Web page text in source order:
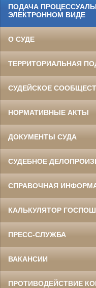
ПОДАЧА
ЭЛЕКТРОННОМ ВИДЕ
О СУДЕ
ТЕРРИТОРИАЛЬНАЯ
СУДЕЙСКОЕ
НОРМАТИВНЫЕ АКТЫ
ДОКУМЕНТЫ СУДА
СУДЕБНОЕ
СПРАВОЧНАЯ
КАЛЬКУЛЯТОР
ПРЕСС-СЛУЖБА
ВАКАНСИИ
ПРОТИВОДЕЙСТВИЕ